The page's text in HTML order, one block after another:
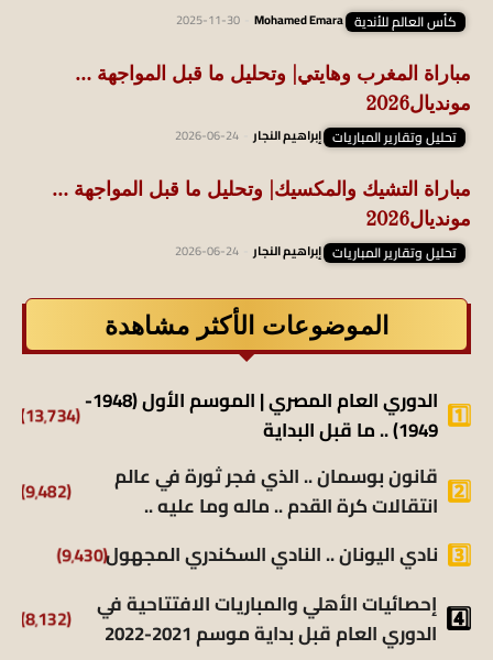
كأس العالم للأندية Mohamed Emara
2025-11-30
مباراة المغرب وهايتي| وتحليل ما قبل المواجهة …
مونديال2026
تحليل وتقارير المباريات إبراهيم النجار 2026-06-24
مباراة التشيك والمكسيك| وتحليل ما قبل المواجهة …
مونديال2026
تحليل وتقارير المباريات إبراهيم النجار 2026-06-24
الموضوعات الأكثر مشاهدة
الدوري العام المصري | الموسم الأول (1948-
1949) .. ما قبل البداية
(13٬734)
قانون بوسمان .. الذي فجر ثورة في عالم
انتقالات كرة القدم .. ماله وما عليه ..
(9٬482)
نادي اليونان .. النادي السكندري المجهول(9٬430)
إحصائيات الأهلي والمباريات الافتتاحية في
الدوري العام قبل بداية موسم 2021-2022
(8٬132)